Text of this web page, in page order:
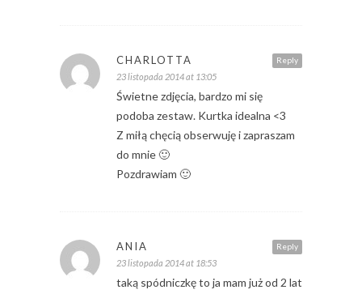
Reply
CHARLOTTA
23 listopada 2014 at 13:05
Świetne zdjęcia, bardzo mi się
podoba zestaw. Kurtka idealna <3
Z miłą chęcią obserwuję i zapraszam
do mnie 🙂
Pozdrawiam 🙂
Reply
ANIA
23 listopada 2014 at 18:53
taką spódniczkę to ja mam już od 2 lat